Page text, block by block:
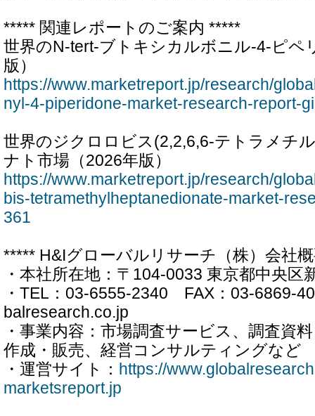
***** 関連レポートのご案内 *****
世界のN-tert-ブトキシカルボニル-4-ピペ
版）
https://www.marketreport.jp/research/
nyl-4-piperidone-market-research-report-
世界のジクロロビス(2,2,6,6-テトラメチ
ナト市場（2026年版）
https://www.marketreport.jp/research/
bis-tetramethylheptanedionate-market-
361
***** H&Iグローバルリサーチ（株）会社
・本社所在地：〒104-0033 東京都中央区
・TEL：03-6555-2340 FAX：03-6869-
balresearch.co.jp
・事業内容：市場調査サービス、調査資
作成・販売、経営コンサルティングなど
・運営サイト： https://
marketsreport.jp